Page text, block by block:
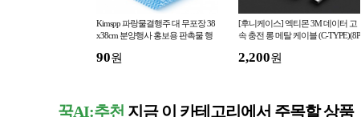
Kimspp 파랑물결행주 대 무포장 38
x38cm 분양행사 홍보용 판촉물 행
90원
[후니케이스] 엑티몬 3M 데이터 고
속 충전 롱 메탈 케이블 (C-TYPE)(8P
2,200원
꾹AI:추천 지금 이 카테고리에서 주목할 상품